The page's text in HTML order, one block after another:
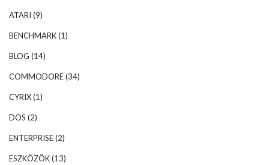
ATARI (9)
BENCHMARK(1)
BLOG (14)
COMMODORE(34)
CYRIX(1)
DOS (2)
ENTERPRISE(2)
ESZKÖZÖK(13)